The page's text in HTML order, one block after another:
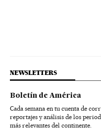
NEWSLETTERS
Boletín de América
Cada semana en tu cuenta de
reportajes y análisis de los
más relevantes del continente.